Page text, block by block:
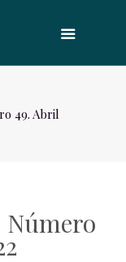
49. Abril
Número